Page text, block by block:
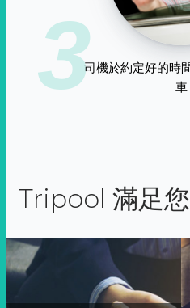
3司機於約定好的時
車
Tripool 滿足